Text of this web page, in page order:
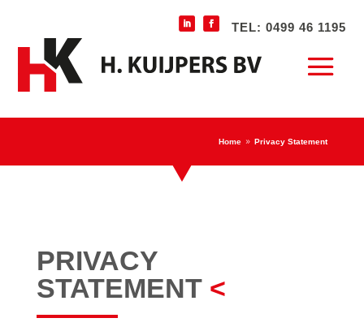
TEL: 0499 46 1195
Home 9 Privacy Statement
PRIVACY
STATEMENT <